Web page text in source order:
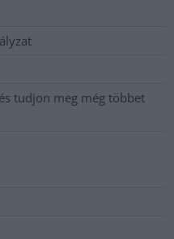
tudjon meg még többet